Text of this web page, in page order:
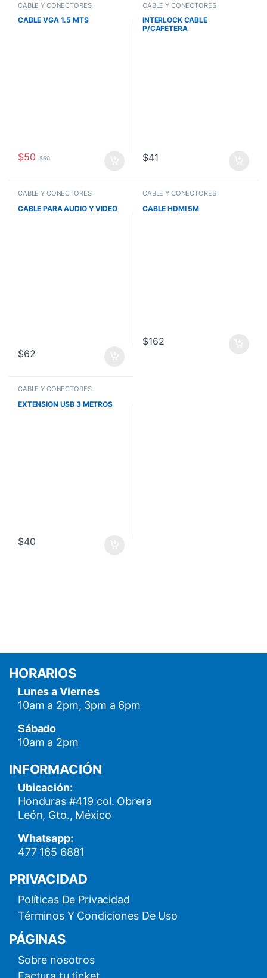
CABLE Y CONECTORES,
OFERTAS
CABLE VGA 1.5 MTS
$50 $60
CABLE Y CONECTORES
INTERLOCK CABLE
P/CAFETERA
$41
CABLE Y CONECTORES
CABLE PARA AUDIO Y VIDEO
$62
CABLE Y CONECTORES
CABLE HDMI 5M
$162
CABLE Y CONECTORES
EXTENSION USB 3 METROS
$40
HORARIOS
Lunes a Viernes
10am a 2pm, 3pm a 6pm
Sábado
10am a 2pm
INFORMACIÓN
Ubicación:
Honduras #419 col. Obrera
León, Gto., México
Whatsapp:
477 165 6881
PRIVACIDAD
Políticas De Privacidad
Términos Y Condiciones De Uso
PÁGINAS
Sobre nosotros